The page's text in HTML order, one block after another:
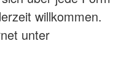
willkommen.
unter